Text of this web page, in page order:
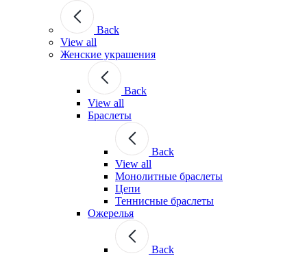
Back
View all
Женские украшения
Back
View all
Браслеты
Back
View all
Монолитные браслеты
Цепи
Теннисные браслеты
Ожерелья
Back